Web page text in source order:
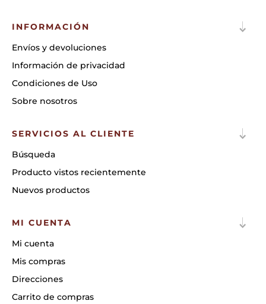
INFORMACIÓN
Envíos y devoluciones
Información de privacidad
Condiciones de Uso
Sobre nosotros
SERVICIOS AL CLIENTE
Búsqueda
Producto vistos recientemente
Nuevos productos
MI CUENTA
Mi cuenta
Mis compras
Direcciones
Carrito de compras